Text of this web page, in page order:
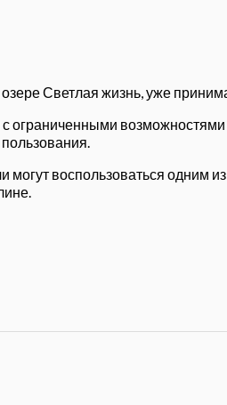
Светлая жизнь, уже
воспользоваться одним